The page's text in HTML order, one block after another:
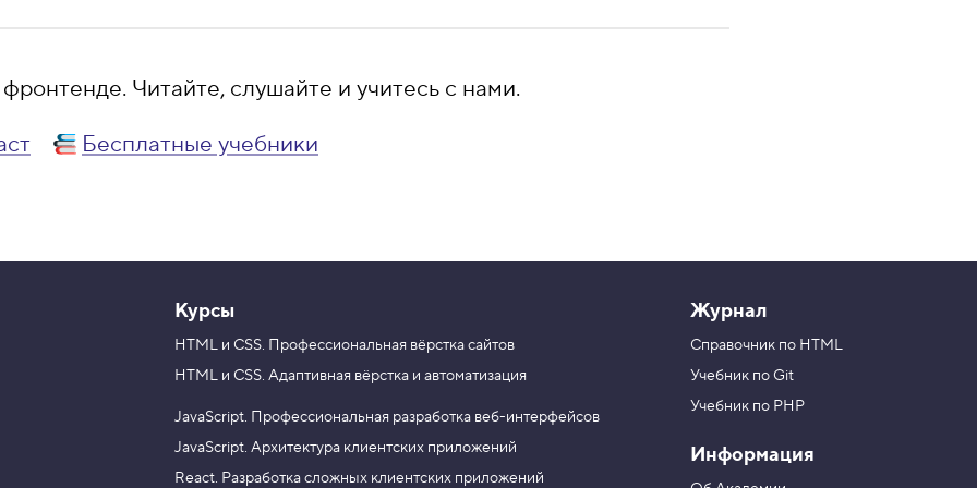
Читайте, слушайте и учитесь с нами.
Бесплатные учебники
Курсы
HTML и CSS. Профессиональная вёрстка сайтов
HTML и CSS. Адаптивная вёрстка и автоматизация
JavaScript. Профессиональная разработка веб-интерфейсов
JavaScript. Архитектура клиентских приложений
React. Разработка сложных клиентских приложений
Журнал
Справочник по HTML
Учебник по Git
Учебник по PHP
Информация